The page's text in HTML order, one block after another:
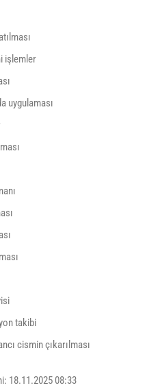
işlemler
uygulaması
takibi
cismin çıkarılması
18.11.2025 08:33